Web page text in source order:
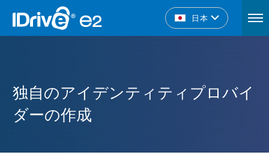
日本
独自のアイデンティティプロバイ
ダーの作成